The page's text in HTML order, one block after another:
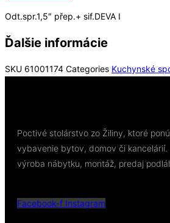
sif.DEVA
I
Odt.spr.1,5″ přep.+ sif.DEVA I
Ďalšie informácie
SKU 61001174 Categories Kuchynské
Poctivé stolárstvo zo Žiliny, ktoré
vybavenie bytov, domov či kancelárií.
výroba nábytku, montáž, predaj
Facebook-f Instagram